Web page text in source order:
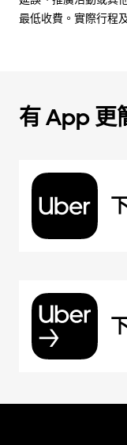
最低收費。實際行程
有 App 更